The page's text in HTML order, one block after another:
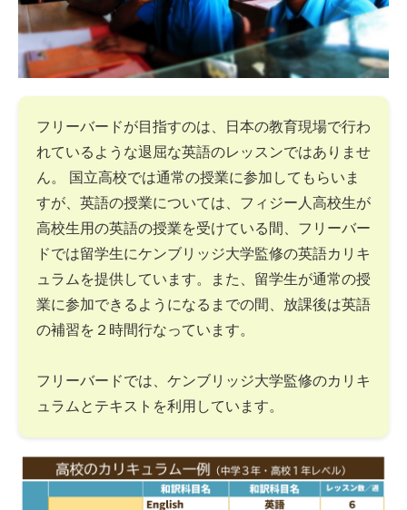
フリーバードが目指すのは、日本の教育現場で行わ
れているような退屈な英語のレッスンではありませ
ん。 国立高校では通常の授業に参加してもらいま
すが、英語の授業については、フィジー人高校生が
高校生用の英語の授業を受けている間、フリーバー
ドでは留学生にケンブリッジ大学監修の英語カリキ
ュラムを提供しています。また、留学生が通常の授
業に参加できるようになるまでの間、放課後は英語
の補習を２時間行なっています。
フリーバードでは、ケンブリッジ大学監修のカリキ
ュラムとテキストを利用しています。